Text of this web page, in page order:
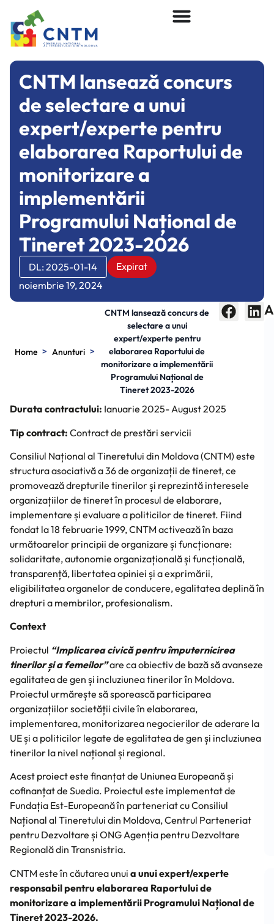
CNTM lansează concurs
de selectare a unui
expert/experte pentru
elaborarea Raportului de
monitorizare a
implementării
Programului Național de
Tineret 2023-2026
DL: 2025-01-14
Expirat
noiembrie 19, 2024
Home > Anunturi >
CNTM lansează concurs de
selectare a unui
expert/experte pentru
elaborarea Raportului de
monitorizare a implementării
Programului Național de
Tineret 2023-2026
Durata contractului: Ianuarie 2025- August 2025
Tip contract: Contract de prestări servicii
Consiliul Național al Tineretului din Moldova (CNTM) este
structura asociativă a 36 de organizații de tineret, ce
promovează drepturile tinerilor și reprezintă interesele
organizațiilor de tineret în procesul de elaborare,
implementare și evaluare a politicilor de tineret. Fiind
fondat la 18 februarie 1999, CNTM activează în baza
următoarelor principii de organizare și funcționare:
solidaritate, autonomie organizațională și funcțională,
transparență, libertatea opiniei și a exprimării,
eligibilitatea organelor de conducere, egalitatea deplină în
drepturi a membrilor, profesionalism.
Context
Proiectul “Implicarea civică pentru împuternicirea
tinerilor și a femeilor”are ca obiectiv de bază să avanseze
egalitatea de gen și incluziunea tinerilor în Moldova.
Proiectul urmărește să sporească participarea
organizațiilor societății civile în elaborarea,
implementarea, monitorizarea negocierilor de aderare la
UE și a politicilor legate de egalitatea de gen și incluziunea
tinerilor la nivel național și regional.
Acest proiect este finanțat de Uniunea Europeană și
cofinanțat de Suedia. Proiectul este implementat de
Fundația Est-Europeană în parteneriat cu Consiliul
Național al Tineretului din Moldova, Centrul Parteneriat
pentru Dezvoltare și ONG Agenția pentru Dezvoltare
Regională din Transnistria.
CNTM este în căutarea unui a unui expert/experte
responsabil pentru elaborarea Raportului de
monitorizare a implementării Programului Național de
Tineret 2023-2026.